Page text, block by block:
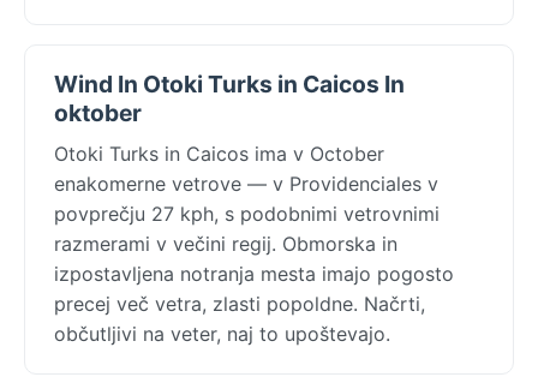
Wind In Otoki Turks in Caicos In
oktober
Otoki Turks in Caicos ima v October
enakomerne vetrove — v Providenciales v
povprečju 27 kph, s podobnimi vetrovnimi
razmerami v večini regij. Obmorska in
izpostavljena notranja mesta imajo pogosto
precej več vetra, zlasti popoldne. Načrti,
občutljivi na veter, naj to upoštevajo.